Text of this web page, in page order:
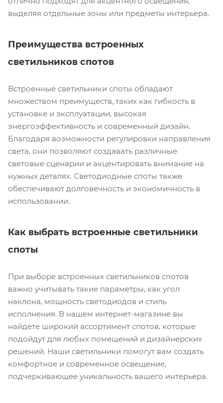
выделяя отдельные зоны или предметы интерьера.
Преимущества встроенных
светильников спотов
Встроенные светильники споты обладают
множеством преимуществ, таких как гибкость в
установке и эксплуатации, высокая
энергоэффективность и современный дизайн.
Благодаря возможности регулировки направления
света, они позволяют создавать различные
световые сценарии и акцентировать внимание на
нужных деталях. Светодиодные споты также
обеспечивают долговечность и экономичность в
использовании.
Как выбрать встроенные светильники
споты
При выборе встроенных светильников спотов
важно учитывать такие параметры, как угол
наклона, мощность светодиодов и стиль
исполнения. В нашем интернет-магазине вы
найдете широкий ассортимент спотов, которые
подойдут для любых помещений и дизайнерских
решений. Наши светильники помогут вам создать
комфортное и современное освещение,
подчеркивающее уникальность вашего интерьера.